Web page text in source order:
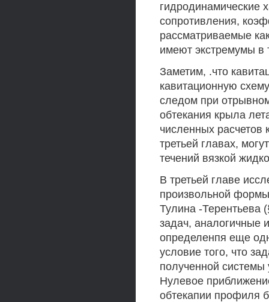
гидродинамические
сопротивления,
рассматриваемые
имеют экстремумы в
Заметим, .что
кавитационную
следом при
обтекания крыла
численных расчетов
третьей главах,
течений вязкой
В третьей главе
произвольной
Тулина -Терентьева
задач, аналогичные
определенпя еще
условие того, что
полученной
Нулевое
обтекапии профиля